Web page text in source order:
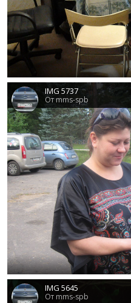
IMG 5737
От mms-spb
IMG 5645
От mms-spb